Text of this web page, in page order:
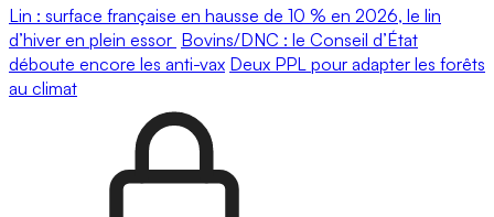
Lin : surface française en hausse de 10 % en 2026, le lin
d’hiver en plein essor Bovins/DNC : le Conseil d’État
déboute encore les anti-vax Deux PPL pour adapter les forêts
au climat